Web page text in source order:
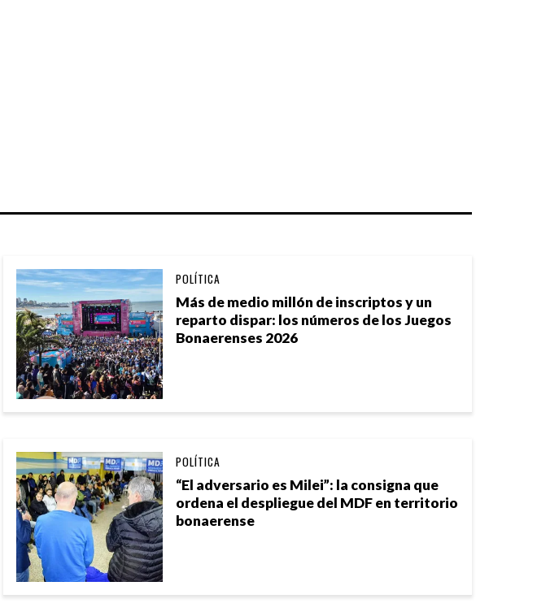
Más de medio millón de inscriptos y un
reparto dispar: los números de los Juegos
Bonaerenses 2026
POLÍTICA
“El adversario es Milei”: la consigna que
ordena el despliegue del MDF en territorio
bonaerense
POLÍTICA